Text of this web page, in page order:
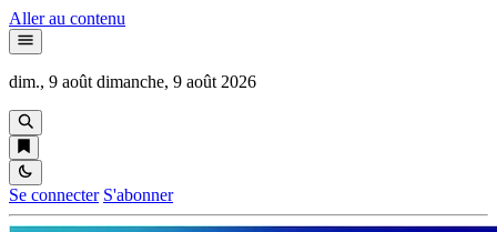
Aller au contenu
dim., 9 août dimanche, 9 août 2026
Se connecter S'abonner